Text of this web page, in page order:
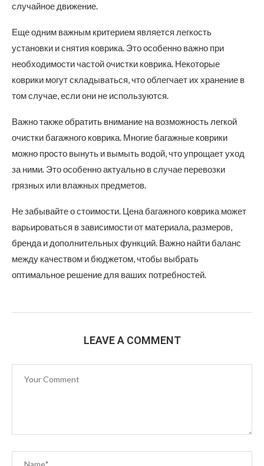
случайное движение.
Еще одним важным критерием является легкость
установки и снятия коврика. Это особенно важно при
необходимости частой очистки коврика. Некоторые
коврики могут складываться, что облегчает их хранение в
том случае, если они не используются.
Важно также обратить внимание на возможность легкой
очистки багажного коврика. Многие багажные коврики
можно просто вынуть и вымыть водой, что упрощает уход
за ними. Это особенно актуально в случае перевозки
грязных или влажных предметов.
Не забывайте о стоимости. Цена багажного коврика может
варьироваться в зависимости от материала, размеров,
бренда и дополнительных функций. Важно найти баланс
между качеством и бюджетом, чтобы выбрать
оптимальное решение для ваших потребностей.
LEAVE A COMMENT